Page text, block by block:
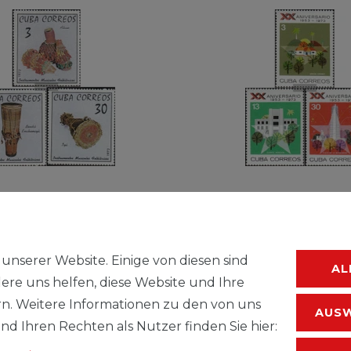
gestempelt
UVP 1,40 €
zzgl. Versandkosten
1889 (kompl.Ausg.)
Jahrestag der Rebellion
1,00 € *
*inkl. ges. MwSt.zzgl.
Website. Einige von diesen sind
uns helfen, diese Website und Ihre
Weitere Informationen zu den von uns
Ihren Rechten als Nutzer finden Sie hier: